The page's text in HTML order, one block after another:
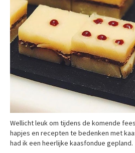
Wellicht leuk om tijdens de komende
hapjes en recepten te bedenken met
had ik een heerlijke kaasfondue gepland.